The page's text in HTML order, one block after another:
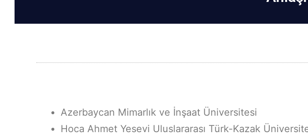
Azerbaycan Mimarlık ve İnşaat Üniversitesi
Hoca Ahmet Yesevi Uluslararası Türk-Kazak